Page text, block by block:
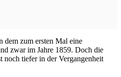
dem zum ersten Mal eine
zwar im Jahre 1859. Doch die
noch tiefer in der Vergangenheit